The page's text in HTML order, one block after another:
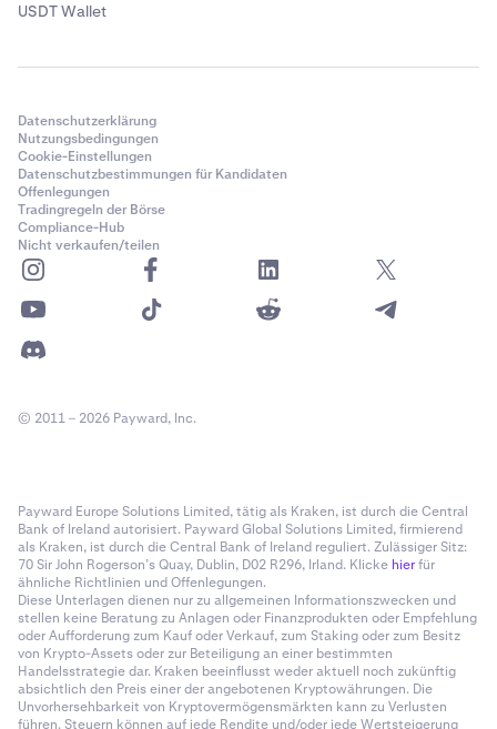
USDT Wallet
Datenschutzerklärung
Nutzungsbedingungen
Cookie-Einstellungen
Datenschutzbestimmungen für Kandidaten
Offenlegungen
Tradingregeln der Börse
Compliance-Hub
Nicht verkaufen/teilen
© 2011 – 2026 Payward, Inc.
Payward Europe Solutions Limited, tätig als Kraken, ist durch die Central
Bank of Ireland autorisiert. Payward Global Solutions Limited, firmierend
als Kraken, ist durch die Central Bank of Ireland reguliert. Zulässiger Sitz:
70 Sir John Rogerson’s Quay, Dublin, D02 R296, Irland. Klicke hierfür
ähnliche Richtlinien und Offenlegungen.
Diese Unterlagen dienen nur zu allgemeinen Informationszwecken und
stellen keine Beratung zu Anlagen oder Finanzprodukten oder Empfehlung
oder Aufforderung zum Kauf oder Verkauf, zum Staking oder zum Besitz
von Krypto-Assets oder zur Beteiligung an einer bestimmten
Handelsstrategie dar. Kraken beeinflusst weder aktuell noch zukünftig
absichtlich den Preis einer der angebotenen Kryptowährungen. Die
Unvorhersehbarkeit von Kryptovermögensmärkten kann zu Verlusten
führen. Steuern können auf jede Rendite und/oder jede Wertsteigerung